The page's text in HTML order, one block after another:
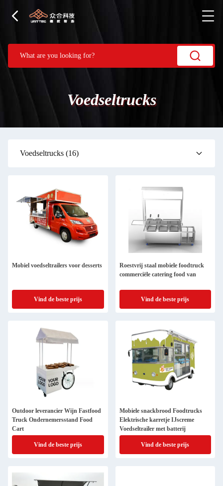
Voedseltrucks
Voedseltrucks (16)
Mobiel voedseltrailers voor desserts
Vind de beste prijs
Roestvrij staal mobiele foodtruck
commerciële catering food van
Vind de beste prijs
Outdoor leverancier Wijn Fastfood
Truck Ondernemersstand Food
Cart
Vind de beste prijs
Mobiele snackbrood Foodtrucks
Elektrische karretje IJscreme
Voedseltrailer met batterij
Vind de beste prijs